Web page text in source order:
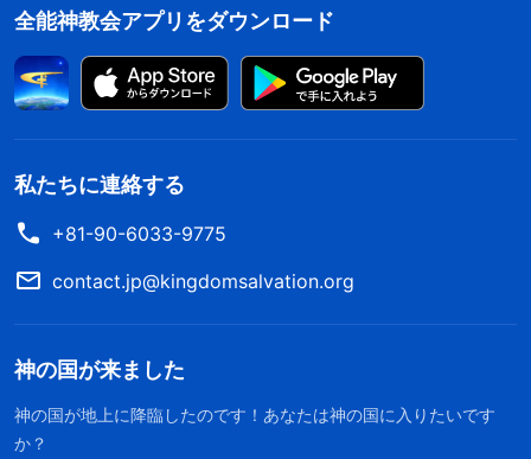
全能神教会アプリをダウンロード
私たちに連絡する
+81-90-6033-9775
contact.jp@kingdomsalvation.org
神の国が来ました
神の国が地上に降臨したのです！あなたは神の国に入りたいです
か？